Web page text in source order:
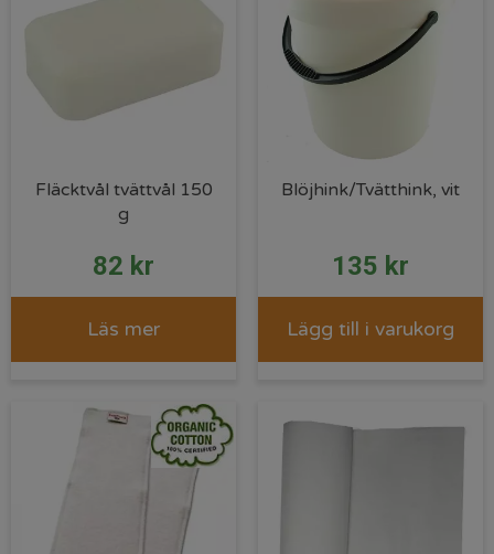
Fläcktvål tvättvål 150
g
82 kr
Läs mer
Blöjhink/Tvätthink, vit
135 kr
Lägg till i varukorg